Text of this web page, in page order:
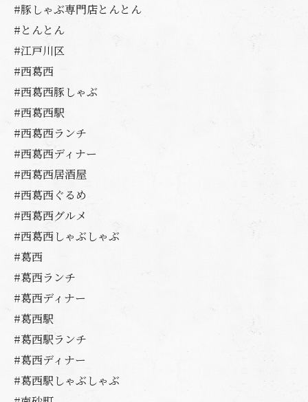
#豚しゃぶ専門店とんとん
#とんとん
#江戸川区
#西葛西
#西葛西豚しゃぶ
#西葛西駅
#西葛西ランチ
#西葛西ディナー
#西葛西居酒屋
#西葛西ぐるめ
#西葛西グルメ
#西葛西しゃぶしゃぶ
#葛西
#葛西ランチ
#葛西ディナー
#葛西駅
#葛西駅ランチ
#葛西ディナー
#葛西駅しゃぶしゃぶ